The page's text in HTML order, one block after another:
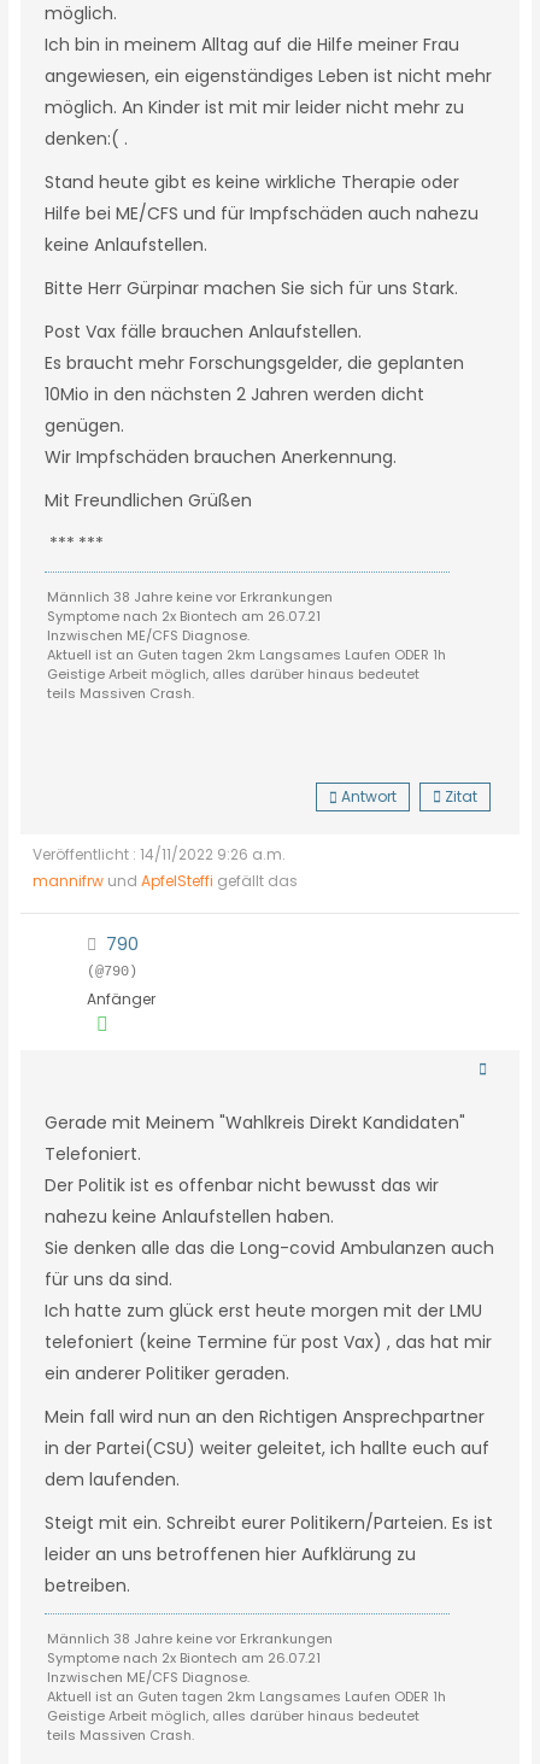
möglich.
Ich bin in meinem Alltag auf die Hilfe meiner Frau
angewiesen, ein eigenständiges Leben ist nicht mehr
möglich. An Kinder ist mit mir leider nicht mehr zu
denken:( .
Stand heute gibt es keine wirkliche Therapie oder
Hilfe bei ME/CFS und für Impfschäden auch nahezu
keine Anlaufstellen.
Bitte Herr Gürpinar machen Sie sich für uns Stark.
Post Vax fälle brauchen Anlaufstellen.
Es braucht mehr Forschungsgelder, die geplanten
10Mio in den nächsten 2 Jahren werden dicht
genügen.
Wir Impfschäden brauchen Anerkennung.
Mit Freundlichen Grüßen
*** ***
Männlich 38 Jahre keine vor Erkrankungen
Symptome nach 2x Biontech am 26.07.21
Inzwischen ME/CFS Diagnose.
Aktuell ist an Guten tagen 2km Langsames Laufen ODER 1h
Geistige Arbeit möglich, alles darüber hinaus bedeutet
teils Massiven Crash.
Antwort Zitat
Veröffentlicht : 14/11/2022 9:26 a.m.
mannifrw undApfelSteffi gefällt das
790
(@790)
Anfänger
Gerade mit Meinem "Wahlkreis Direkt Kandidaten"
Telefoniert.
Der Politik ist es offenbar nicht bewusst das wir
nahezu keine Anlaufstellen haben.
Sie denken alle das die Long-covid Ambulanzen auch
für uns da sind.
Ich hatte zum glück erst heute morgen mit der LMU
telefoniert (keine Termine für post Vax) , das hat mir
ein anderer Politiker geraden.
Mein fall wird nun an den Richtigen Ansprechpartner
in der Partei(CSU) weiter geleitet, ich hallte euch auf
dem laufenden.
Steigt mit ein. Schreibt eurer Politikern/Parteien. Es ist
leider an uns betroffenen hier Aufklärung zu
betreiben.
Männlich 38 Jahre keine vor Erkrankungen
Symptome nach 2x Biontech am 26.07.21
Inzwischen ME/CFS Diagnose.
Aktuell ist an Guten tagen 2km Langsames Laufen ODER 1h
Geistige Arbeit möglich, alles darüber hinaus bedeutet
teils Massiven Crash.